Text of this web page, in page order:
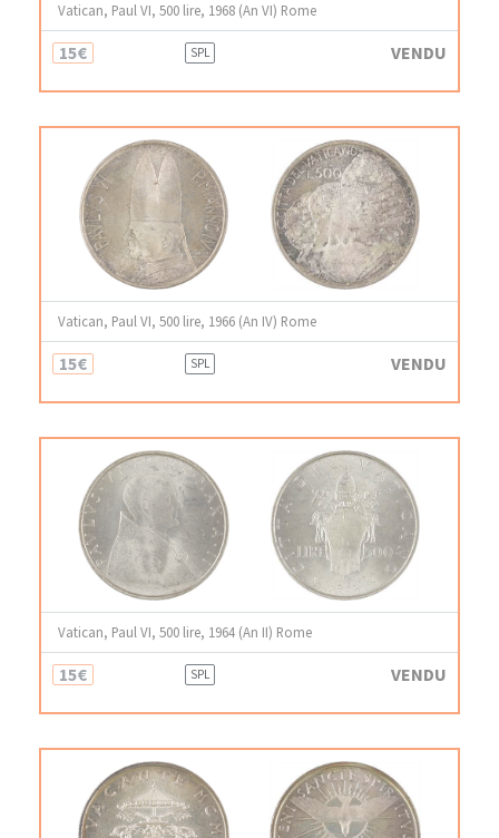
Vatican, Paul VI, 500 lire, 1968 (An VI) Rome
15€ SPL VENDU
Vatican, Paul VI, 500 lire, 1966 (An IV) Rome
15€ SPL VENDU
Vatican, Paul VI, 500 lire, 1964 (An II) Rome
15€ SPL VENDU